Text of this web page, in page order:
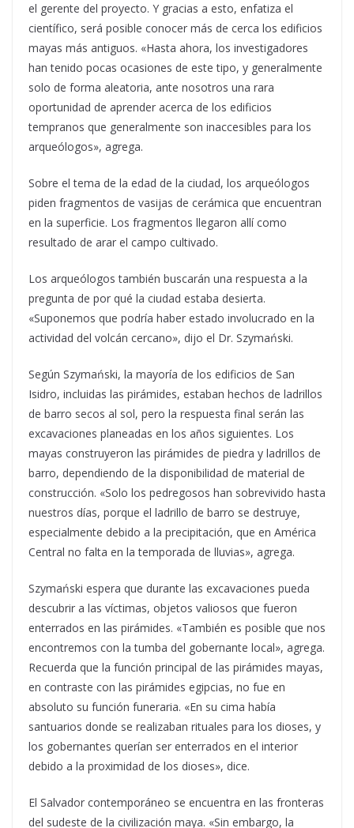
el gerente del proyecto. Y gracias a esto, enfatiza el
científico, será posible conocer más de cerca los edificios
mayas más antiguos. «Hasta ahora, los investigadores
han tenido pocas ocasiones de este tipo, y generalmente
solo de forma aleatoria, ante nosotros una rara
oportunidad de aprender acerca de los edificios
tempranos que generalmente son inaccesibles para los
arqueólogos», agrega.
Sobre el tema de la edad de la ciudad, los arqueólogos
piden fragmentos de vasijas de cerámica que encuentran
en la superficie. Los fragmentos llegaron allí como
resultado de arar el campo cultivado.
Los arqueólogos también buscarán una respuesta a la
pregunta de por qué la ciudad estaba desierta.
«Suponemos que podría haber estado involucrado en la
actividad del volcán cercano», dijo el Dr. Szymański.
Según Szymański, la mayoría de los edificios de San
Isidro, incluidas las pirámides, estaban hechos de ladrillos
de barro secos al sol, pero la respuesta final serán las
excavaciones planeadas en los años siguientes. Los
mayas construyeron las pirámides de piedra y ladrillos de
barro, dependiendo de la disponibilidad de material de
construcción. «Solo los pedregosos han sobrevivido hasta
nuestros días, porque el ladrillo de barro se destruye,
especialmente debido a la precipitación, que en América
Central no falta en la temporada de lluvias», agrega.
Szymański espera que durante las excavaciones pueda
descubrir a las víctimas, objetos valiosos que fueron
enterrados en las pirámides. «También es posible que nos
encontremos con la tumba del gobernante local», agrega.
Recuerda que la función principal de las pirámides mayas,
en contraste con las pirámides egipcias, no fue en
absoluto su función funeraria. «En su cima había
santuarios donde se realizaban rituales para los dioses, y
los gobernantes querían ser enterrados en el interior
debido a la proximidad de los dioses», dice.
El Salvador contemporáneo se encuentra en las fronteras
del sudeste de la civilización maya. «Sin embargo, la